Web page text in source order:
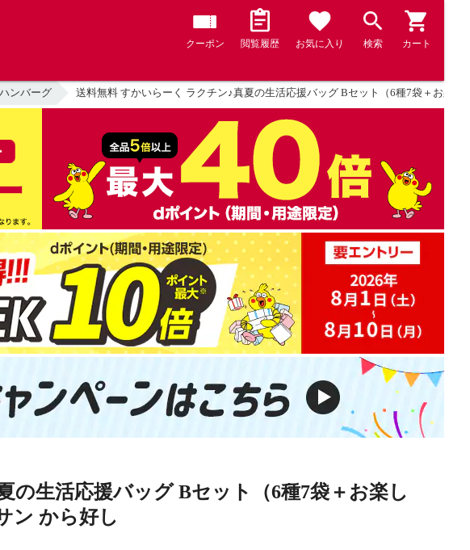
クーポン 閲覧履歴 お気に入り 検索 カート
ハンバーグ 送料無料 すかいらーく ラクチン♪真夏の生活応援バッグ Bセット（6種7袋＋お楽
の生活応援バッグ Bセット（6種7袋＋お楽し
ン から好し